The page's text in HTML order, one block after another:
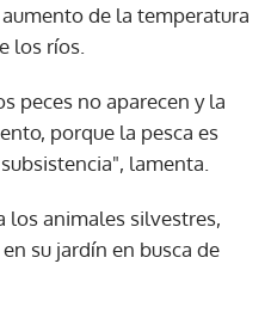
de la temperatura
los ríos.
peces no aparecen y la
porque la pesca es
lamenta.
los animales silvestres,
su jardín en busca de